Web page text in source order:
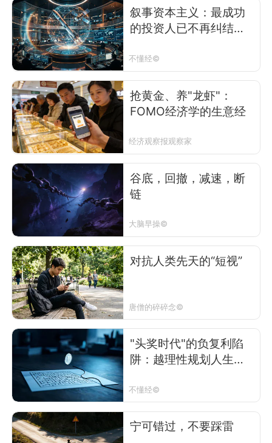
叙事资本主义：最成功
的投资人已不再纠结于
不懂经©
抢黄金、养"龙虾"：
FOMO经济学的生意经
经济观察报观察家
谷底，回撤，减速，断
链
大脑早操©
对抗人类先天的“短视”
唐僧的碎碎念©
"头奖时代"的负复利陷
阱：越理性规划人生越
不懂经©
宁可错过，不要踩雷